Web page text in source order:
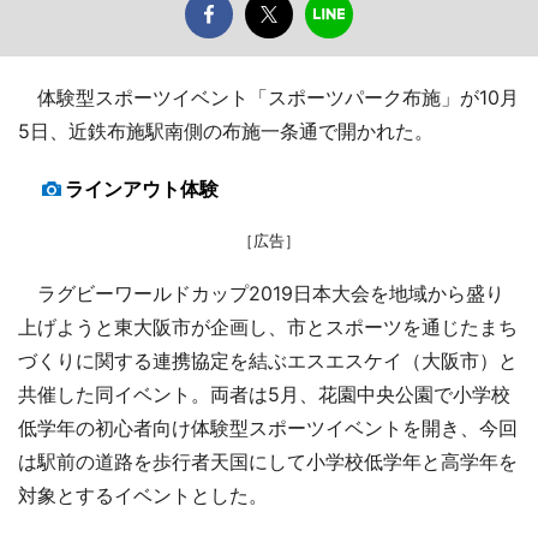
体験型スポーツイベント「スポーツパーク布施」が10月
5日、近鉄布施駅南側の布施一条通で開かれた。
ラインアウト体験
［広告］
ラグビーワールドカップ2019日本大会を地域から盛り
上げようと東大阪市が企画し、市とスポーツを通じたまち
づくりに関する連携協定を結ぶエスエスケイ（大阪市）と
共催した同イベント。両者は5月、花園中央公園で小学校
低学年の初心者向け体験型スポーツイベントを開き、今回
は駅前の道路を歩行者天国にして小学校低学年と高学年を
対象とするイベントとした。